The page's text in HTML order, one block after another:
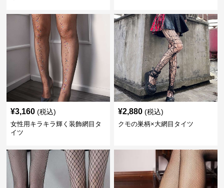
¥3,160 (税込)
女性用キラキラ輝く装飾網目タ
イツ
¥2,880 (税込)
クモの巣柄×大網目タイツ